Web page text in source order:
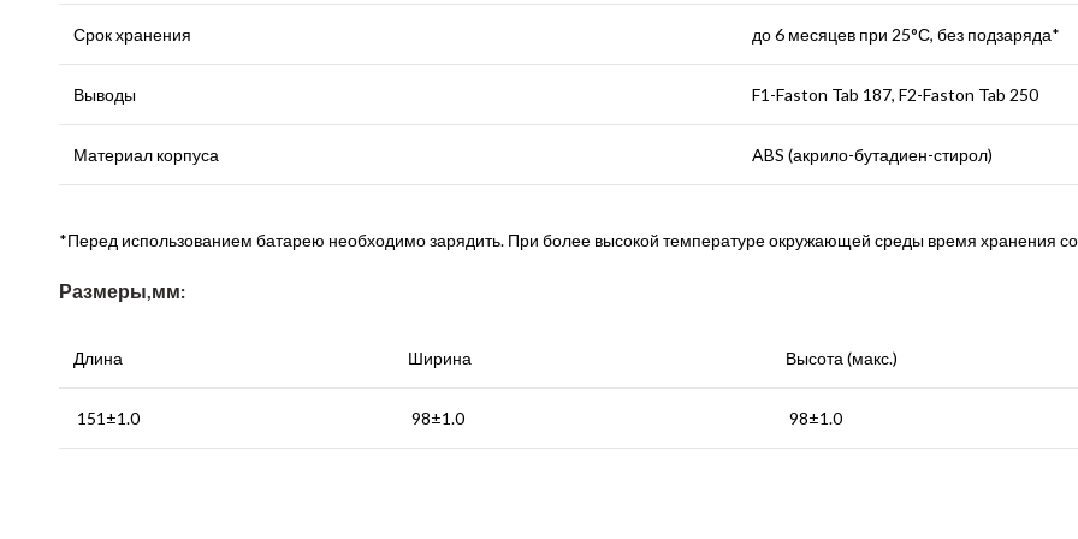
Срок хранения до 6 месяцев при 25°С, без подзаряда*
Выводы F1-Faston Tab 187, F2-Faston Tab 250
Материал корпуса ABS (акрило-бутадиен-стирол)
*Перед использованием батарею необходимо зарядить. При более высокой температуре окружающей среды время хранения
Размеры,мм:
Длина Ширина Высота (макс.)
151±1.0 98±1.0 98±1.0